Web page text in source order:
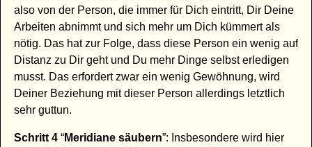
also von der Person, die immer für Dich eintritt, Dir Deine
Arbeiten abnimmt und sich mehr um Dich kümmert als
nötig. Das hat zur Folge, dass diese Person ein wenig auf
Distanz zu Dir geht und Du mehr Dinge selbst erledigen
musst. Das erfordert zwar ein wenig Gewöhnung, wird
Deiner Beziehung mit dieser Person allerdings letztlich
sehr guttun.
Schritt 4“Meridiane säubern”: Insbesondere wird hier